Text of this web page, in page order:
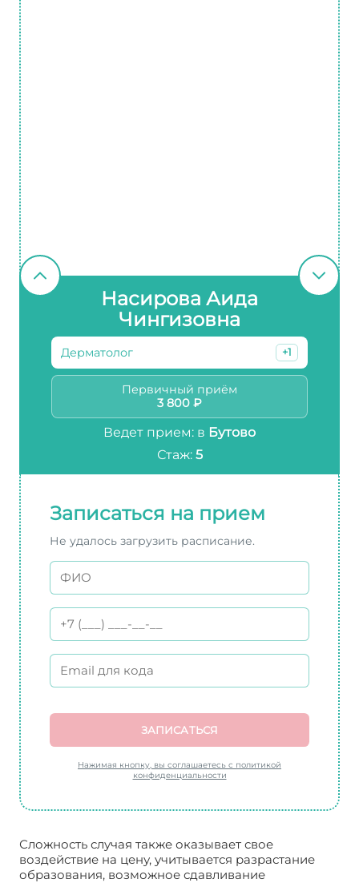
Насирова Аида
Чингизовна
Дерматолог +1
Первичный приём
3 800 ₽
Ведет прием: в Бутово
Стаж: 5
Записаться на прием
Не удалось загрузить расписание.
ЗАПИСАТЬСЯ
Нажимая кнопку, вы соглашаетесь с политикой
конфиденциальности
Сложность случая также оказывает свое
воздействие на цену, учитывается разрастание
образования, возможное сдавливание